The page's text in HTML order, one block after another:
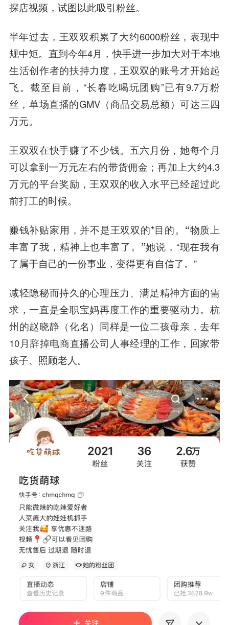
探店视频，试图以此吸引粉丝。
半年过去，王双双积累了大约6000粉丝，表现中
规中矩。直到今年4月，快手进一步加大对于本地
生活创作者的扶持力度，王双双的账号才开始起
飞。截至目前，“长春吃喝玩团购”已有9.7万粉
丝，单场直播的GMV（商品交易总额）可达三四
万元。
王双双在快手赚了不少钱。五六月份，她每个月
可以拿到一万元左右的带货佣金；再加上大约4.3
万元的平台奖励，王双双的收入水平已经超过此
前打工的时候。
赚钱补贴家用，并不是王双双的*目的。 “物质上
丰富了我，精神上也丰富了。”她说，“现在我有
了属于自己的一份事业，变得更有自信了。”
减轻隐秘而持久的心理压力、满足精神方面的需
求，一直是全职宝妈再度工作的重要驱动力。杭
州的赵晓静（化名）同样是一位二孩母亲，去年
10月辞掉电商直播公司人事经理的工作，回家带
孩子、照顾老人。